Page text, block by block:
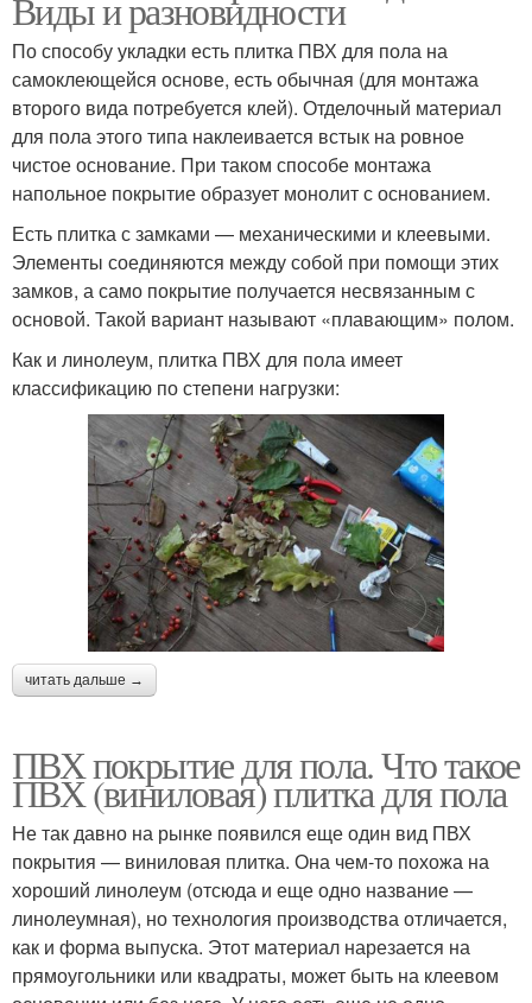
По способу укладки есть плитка ПВХ для пола на
самоклеющейся основе, есть обычная (для монтажа
второго вида потребуется клей). Отделочный материал
для пола этого типа наклеивается встык на ровное
чистое основание. При таком способе монтажа
напольное покрытие образует монолит с основанием.
Есть плитка с замками — механическими и клеевыми.
Элементы соединяются между собой при помощи этих
замков, а само покрытие получается несвязанным с
основой. Такой вариант называют «плавающим» полом.
Как и линолеум, плитка ПВХ для пола имеет
классификацию по степени нагрузки:
читать дальше →
ПВХ покрытие для пола. Что такое
ПВХ (виниловая) плитка для пола
Не так давно на рынке появился еще один вид ПВХ
покрытия — виниловая плитка. Она чем-то похожа на
хороший линолеум (отсюда и еще одно название —
линолеумная), но технология производства отличается,
как и форма выпуска. Этот материал нарезается на
прямоугольники или квадраты, может быть на клеевом